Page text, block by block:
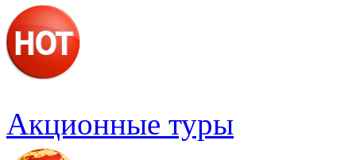
Акционные туры